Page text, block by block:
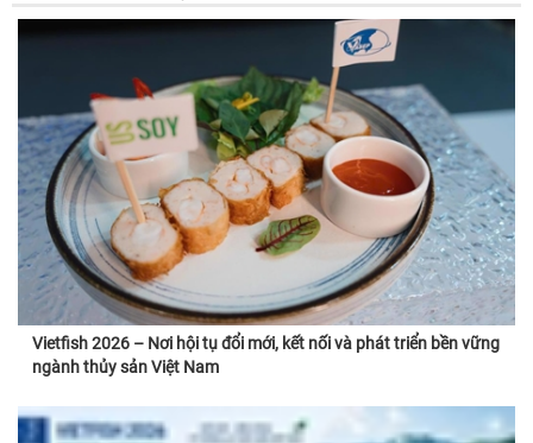
Vietfish 2026 – Nơi hội tụ đổi mới, kết nối và phát triển bền vững
ngành thủy sản Việt Nam